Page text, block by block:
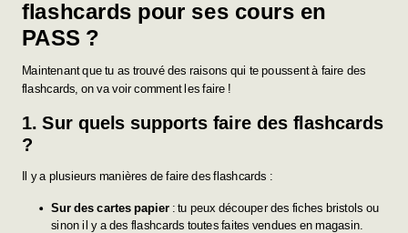
flashcards pour ses cours en
PASS ?
Maintenant que tu as trouvé des raisons qui te poussent à faire des
flashcards, on va voir comment les faire !
1. Sur quels supports faire des flashcards
?
Il y a plusieurs manières de faire des flashcards :
Sur des cartes papier : tu peux découper des fiches bristols ou
sinon il y a des flashcards toutes faites vendues en magasin.